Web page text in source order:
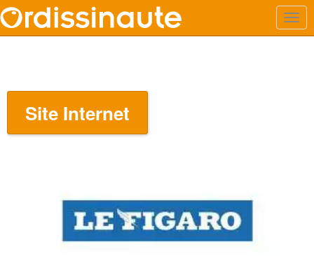
Site Internet